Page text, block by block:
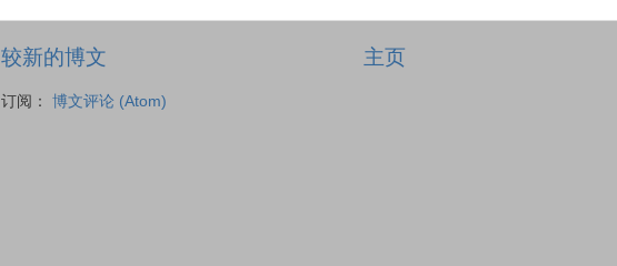
较新的博文 主页
订阅： 博文评论 (Atom)